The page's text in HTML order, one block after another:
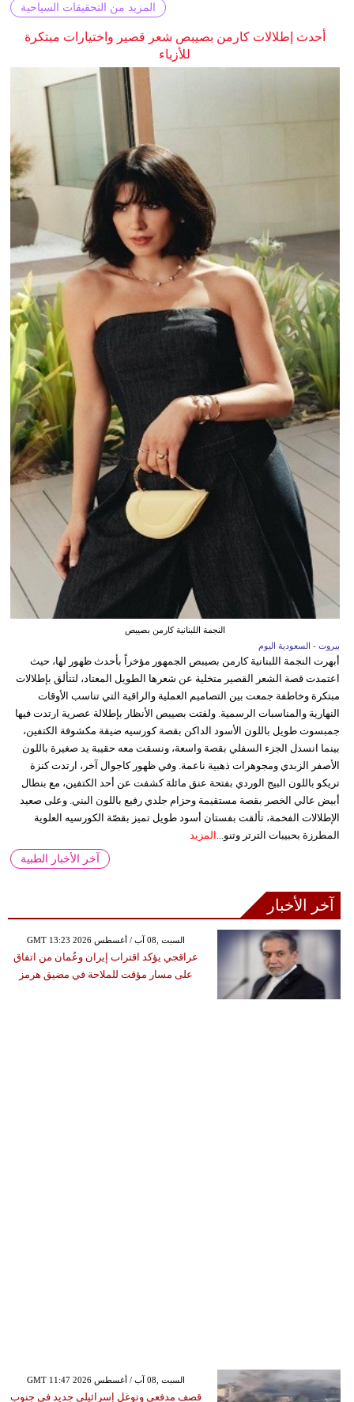
المزيد من التحقيقات السياحية
أحدث إطلالات كارمن بصيبص شعر قصير واختيارات مبتكرة
للأزياء
النجمة اللبنانية كارمن بصيبص
بيروت - السعودية اليوم
أبهرت النجمة اللبنانية كارمن بصيبص الجمهور مؤخراً بأحدث ظهور لها، حيث
اعتمدت قصة الشعر القصير متخلية عن شعرها الطويل المعتاد، لتتألق بإطلالات
مبتكرة وخاطفة جمعت بين التصاميم العملية والراقية التي تناسب الأوقات
النهارية والمناسبات الرسمية. ولفتت بصيبص الأنظار بإطلالة عصرية ارتدت فيها
جمبسوت طويل باللون الأسود الداكن بقصة كورسيه ضيقة مكشوفة الكتفين،
بينما انسدل الجزء السفلي بقصة واسعة، ونسقت معه حقيبة يد صغيرة باللون
الأصفر الزبدي ومجوهرات ذهبية ناعمة. وفي ظهور كاجوال آخر، ارتدت كنزة
تريكو باللون البيج الوردي بفتحة عنق مائلة كشفت عن أحد الكتفين، مع بنطال
أبيض عالي الخصر بقصة مستقيمة وحزام جلدي رفيع باللون البني. وعلى صعيد
الإطلالات الفخمة، تألقت بفستان أسود طويل تميز بقصّة الكورسيه العلوية
المطرزة بحبيبات الترتر وتنو...
المزيد
آخر الأخبار الطبية
آخر الأخبار
GMT 13:23 2026 السبت ,08 آب / أغسطس
عراقجي يؤكد اقتراب إيران وعُمان من اتفاق
على مسار مؤقت للملاحة في مضيق هرمز
GMT 11:47 2026 السبت ,08 آب / أغسطس
قصف مدفعي وتوغل إسرائيلي جديد في جنوب